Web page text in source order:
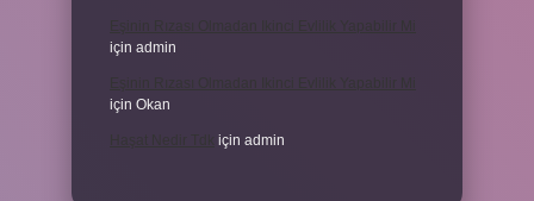
için admin
için Okan
için admin